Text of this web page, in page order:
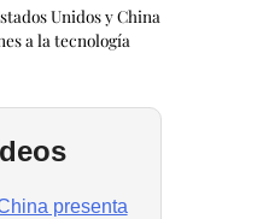
Unidos y China
a la tecnología
presenta